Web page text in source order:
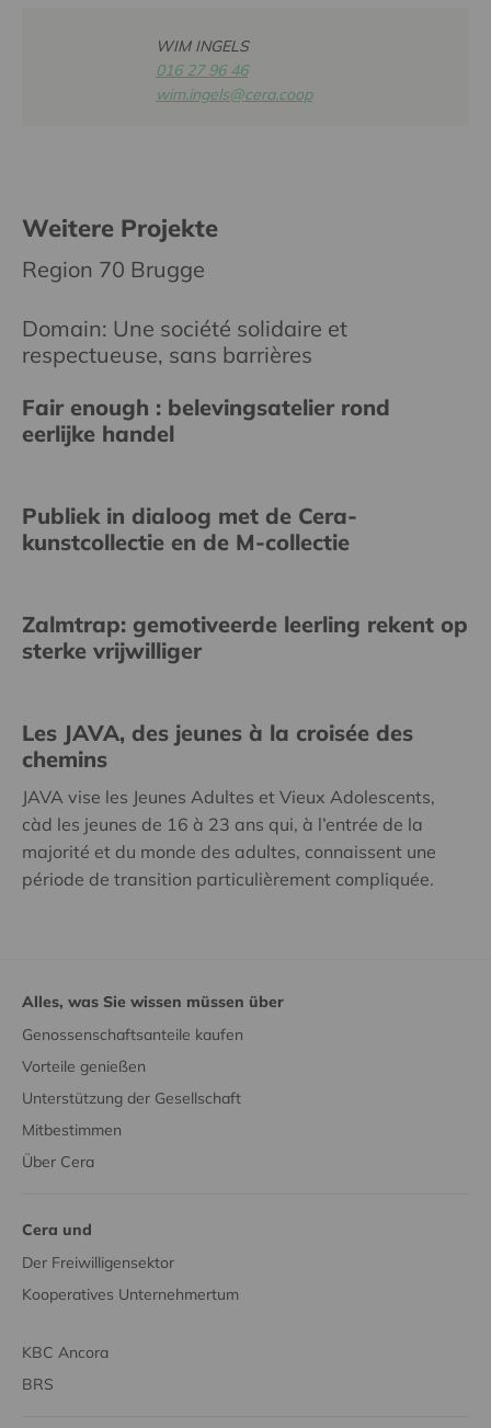
WIM INGELS
016 27 96 46
wim.ingels@cera.coop
Weitere Projekte
Region 70 Brugge
Domain: Une société solidaire et
respectueuse, sans barrières
Fair enough : belevingsatelier rond
eerlijke handel
Publiek in dialoog met de Cera-
kunstcollectie en de M-collectie
Zalmtrap: gemotiveerde leerling rekent op
sterke vrijwilliger
Les JAVA, des jeunes à la croisée des
chemins
JAVA vise les Jeunes Adultes et Vieux Adolescents,
càd les jeunes de 16 à 23 ans qui, à l’entrée de la
majorité et du monde des adultes, connaissent une
période de transition particulièrement compliquée.
Alles, was Sie wissen müssen über
Genossenschaftsanteile kaufen
Vorteile genießen
Unterstützung der Gesellschaft
Mitbestimmen
Über Cera
Cera und
Der Freiwilligensektor
Kooperatives Unternehmertum
KBC Ancora
BRS